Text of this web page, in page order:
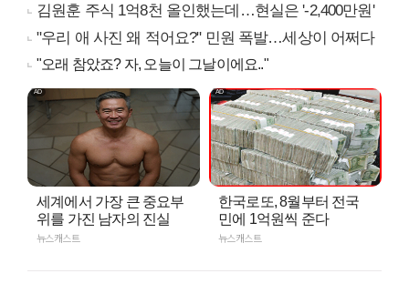
김원훈 주식 1억8천 올인했는데…현실은 '-2,400만원'
"우리 애 사진 왜 적어요?" 민원 폭발…세상이 어쩌다
"오래 참았죠? 자, 오늘이 그날이에요.."
세계에서 가장 큰 중요부
위를 가진 남자의 진실
뉴스캐스트
한국로또, 8월부터 전국
민에 1억원씩 준다
뉴스캐스트